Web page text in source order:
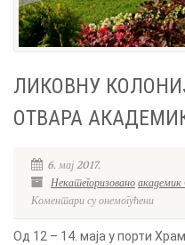
ЛИКОВНУ
ОТВАРА
6. мај 2017.
Некатегоризовано
Коментари су онемогућени
Од 12 – 14. маја у порти